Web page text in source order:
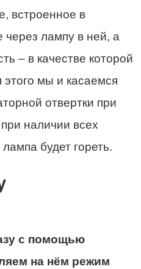
встроенное в
через лампу в ней, а
– в качестве которой
этого мы и касаемся
отвертки при
наличии всех
будет гореть.
с помощью
на нём режим